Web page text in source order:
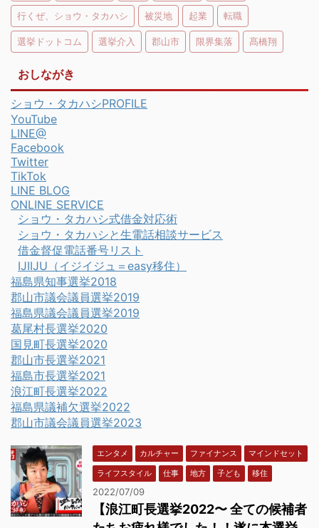
行くぜ、ショウ・タカハシ 被災地 起業 転職
選挙ドットコム 選挙介入 郡山市 限界集落 髙橋翔
おしながき
ショウ・タカハシPROFILE
YouTube
LINE@
Facebook
Twitter
TikTok
LINE BLOG
ONLINE SERVICE
ショウ・タカハシ式借金対応術
ショウ・タカハシと生電話相談サービス
借金督促電話番号リスト
IJIIJU（イジイジュ＝easy移住）
福島県知事選挙2018
郡山市議会議員選挙2019
福島県議会議員選挙2019
葛尾村長選挙2020
国見町長選挙2020
郡山市長選挙2021
福島市長選挙2021
浪江町長選挙2022
福島県議補欠選挙2022
郡山市議会議員選挙2023
エンタメ カルチャー ファイナンス
マインドセット
ライフスタイル
仕事 地方 子ども 移住
2022/07/09
【浪江町長選挙2022〜 全ての候補者